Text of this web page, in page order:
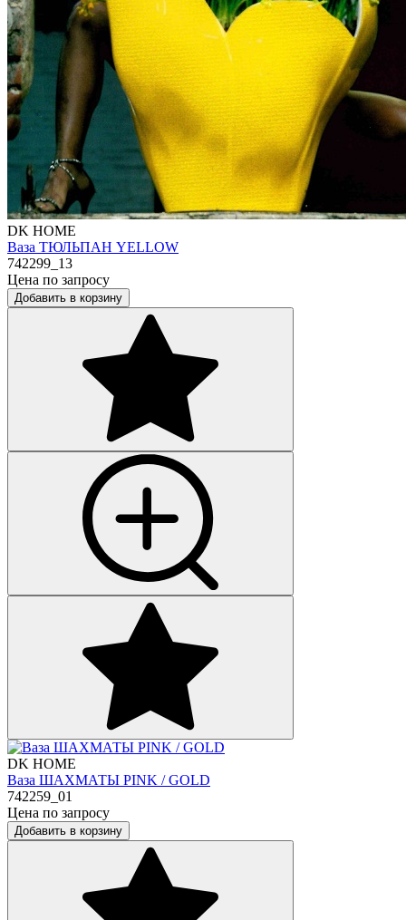
DK HOME
Ваза ТЮЛЬПАН YELLOW
742299_13
Цена по запросу
Добавить в корзину
DK HOME
Ваза ШАХМАТЫ PINK / GOLD
742259_01
Цена по запросу
Добавить в корзину